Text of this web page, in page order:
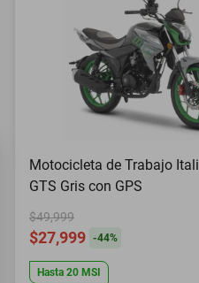
Motocicleta de Trabajo
GTS Gris con GPS
$49,999
$27,999 -44%
Hasta 20 MSI